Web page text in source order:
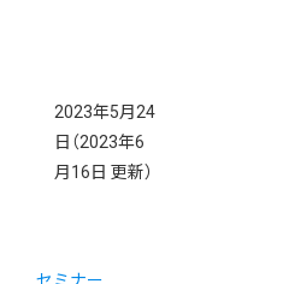
2023年5月24
日 （2023年6
月16日 更新）